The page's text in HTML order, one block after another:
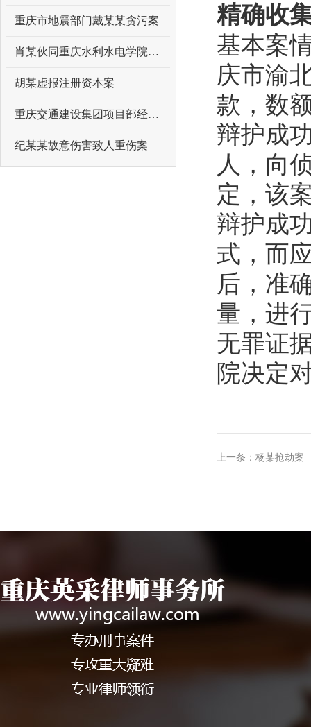
重庆市地震部门戴某某贪污案
肖某伙同重庆水利水电学院原领导曾某某受贿案
胡某虚报注册资本案
重庆交通建设集团项目部经理吴某某受贿案
纪某某故意伤害致人重伤案
精确收
基本案
庆市渝
款，数
辩护成
人，向
定，该
辩护成
式，而
后，准
量，进
无罪证
院决定
上一条：杨某抢劫案